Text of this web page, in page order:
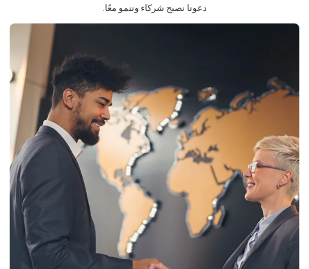
دعونا نصبح شركاء وننمو معًا.